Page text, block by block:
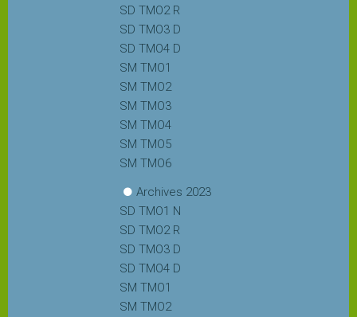
SD TMO2 R
SD TMO3 D
SD TMO4 D
SM TMO1
SM TMO2
SM TMO3
SM TMO4
SM TMO5
SM TMO6
Archives 2023
SD TMO1 N
SD TMO2 R
SD TMO3 D
SD TMO4 D
SM TMO1
SM TMO2